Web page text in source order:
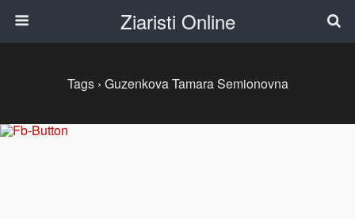
Ziaristi Online
Tags › Guzenkova Tamara Semionovna